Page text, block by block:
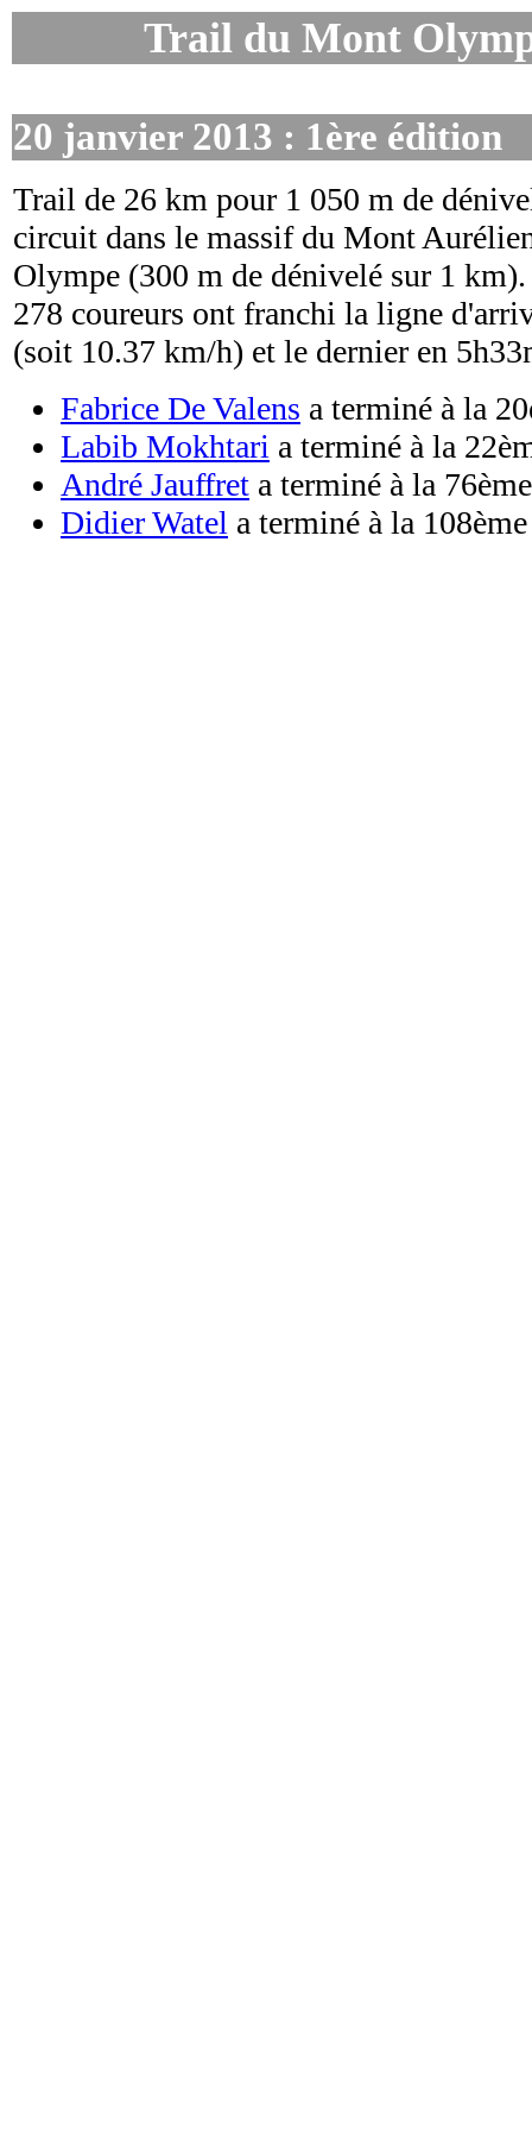
Trail du Mont
20 janvier 2013 : 1ère édition
Trail de 26 km pour 1 050 m de
circuit dans le massif du Mont
Olympe (300 m de dénivelé sur 1 km).
278 coureurs ont franchi la ligne
(soit 10.37 km/h) et le dernier en
Fabrice De Valens a terminé à la
Labib Mokhtari a terminé à la
André Jauffret a terminé à la
Didier Watel a terminé à la